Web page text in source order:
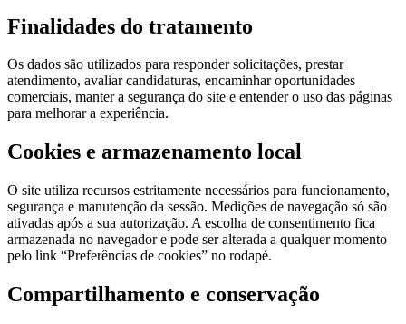
Finalidades do tratamento
Os dados são utilizados para responder solicitações, prestar
atendimento, avaliar candidaturas, encaminhar oportunidades
comerciais, manter a segurança do site e entender o uso das páginas
para melhorar a experiência.
Cookies e armazenamento local
O site utiliza recursos estritamente necessários para funcionamento,
segurança e manutenção da sessão. Medições de navegação só são
ativadas após a sua autorização. A escolha de consentimento fica
armazenada no navegador e pode ser alterada a qualquer momento
pelo link “Preferências de cookies” no rodapé.
Compartilhamento e conservação